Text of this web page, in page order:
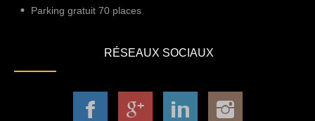
Parking gratuit 70 places
RÉSEAUX SOCIAUX